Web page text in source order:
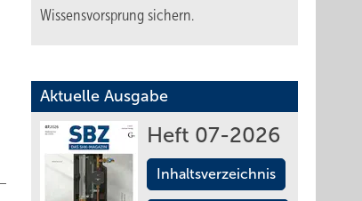
Wissensvorsprung sichern.
Aktuelle Ausgabe
Heft 07-2026
Inhaltsverzeichnis